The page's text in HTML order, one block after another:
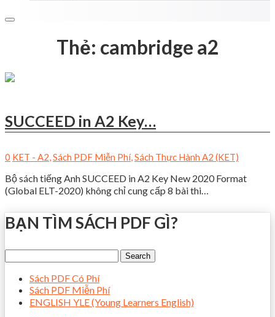
Thẻ: cambridge a2
SUCCEED in A2 Key…
0 KET - A2,Sách PDF Miễn Phí,Sách Thực Hành A2 (KET)
Bộ sách tiếng Anh SUCCEED in A2 Key New 2020 Format
(Global ELT-2020) không chỉ cung cấp 8 bài thi…
BẠN TÌM SÁCH PDF GÌ?
Sách PDF Có Phí
Sách PDF Miễn Phí
ENGLISH YLE (Young Learners English)